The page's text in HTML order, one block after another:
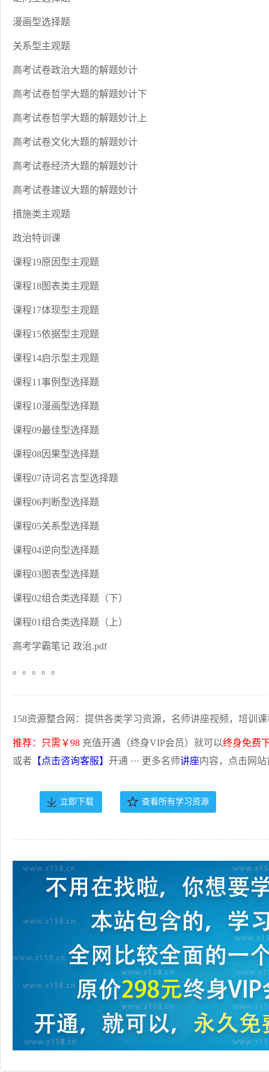
漫画型选择题
关系型主观题
高考试卷政治大题的解题妙计
高考试卷哲学大题的解题妙计下
高考试卷哲学大题的解题妙计上
高考试卷文化大题的解题妙计
高考试卷经济大题的解题妙计
高考试卷建议大题的解题妙计
措施类主观题
政治特训课
课程19原因型主观题
课程18图表类主观题
课程17体现型主观题
课程15依据型主观题
课程14启示型主观题
课程11事例型选择题
课程10漫画型选择题
课程09最佳型选择题
课程08因果型选择题
课程07诗词名言型选择题
课程06判断型选择题
课程05关系型选择题
课程04逆向型选择题
课程03图表型选择题
课程02组合类选择题（下）
课程01组合类选择题（上）
高考学霸笔记 政治.pdf
。。。。。
158资源整合网：提供各类学习资源，名师讲座视频，培训
推荐：只需￥98 充值开通（终身VIP会员）就可以终身免费
或者 【点击咨询客服】 开通 ··· 更多名师讲座内容，点击网
立即下载 查看所有学习资源